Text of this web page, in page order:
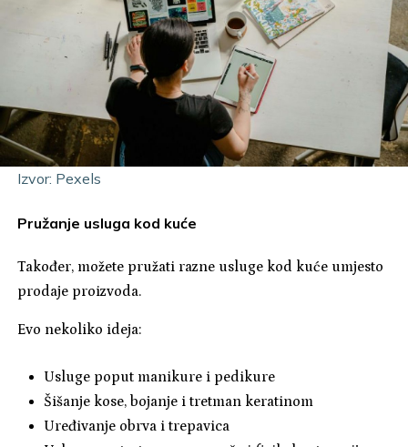
Izvor: Pexels
Pružanje usluga kod kuće
Također, možete pružati razne usluge kod kuće umjesto
prodaje proizvoda.
Evo nekoliko ideja:
Usluge poput manikure i pedikure
Šišanje kose, bojanje i tretman keratinom
Uređivanje obrva i trepavica